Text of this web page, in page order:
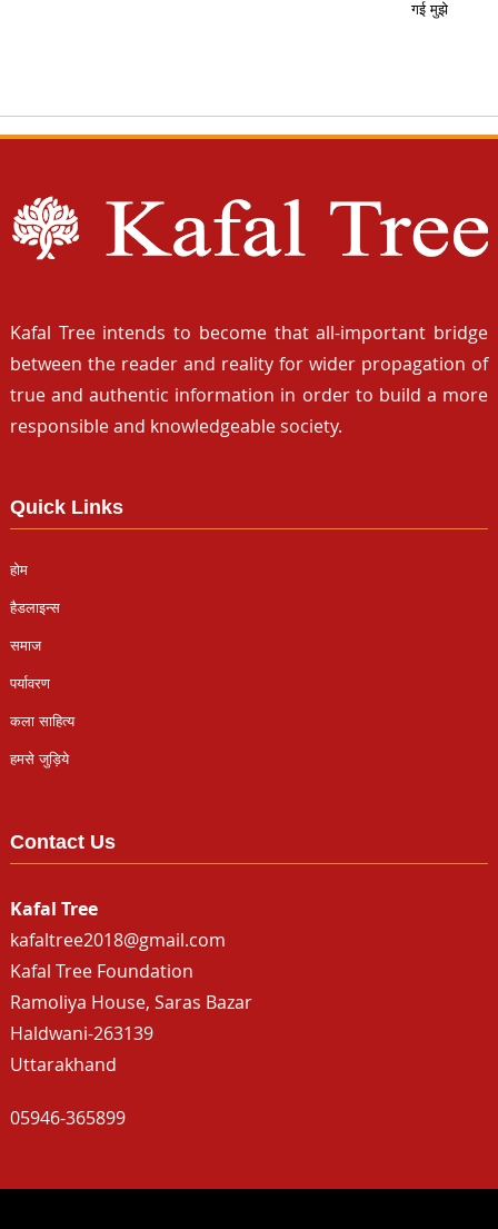
गई मुझे
Kafal Tree intends to become that all-important bridge
between the reader and reality for wider propagation of
true and authentic information in order to build a more
responsible and knowledgeable society.
Quick Links
होम
हैडलाइन्स
समाज
पर्यावरण
कला साहित्य
हमसे जुड़िये
Contact Us
Kafal Tree
kafaltree2018@gmail.com
Kafal Tree Foundation
Ramoliya House, Saras Bazar
Haldwani-263139
Uttarakhand
05946-365899